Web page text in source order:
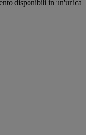
disponibili in un'unica